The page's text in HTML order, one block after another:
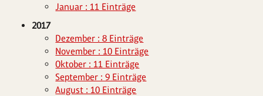
Januar : 11 Einträge
2017
Dezember : 8 Einträge
November : 10 Einträge
Oktober : 11 Einträge
September : 9 Einträge
August : 10 Einträge